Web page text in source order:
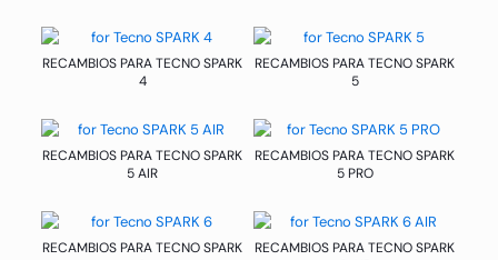
RECAMBIOS PARA TECNO SPARK
4
RECAMBIOS PARA TECNO SPARK
5
RECAMBIOS PARA TECNO SPARK
5 AIR
RECAMBIOS PARA TECNO SPARK
5 PRO
RECAMBIOS PARA TECNO SPARK
RECAMBIOS PARA TECNO SPARK